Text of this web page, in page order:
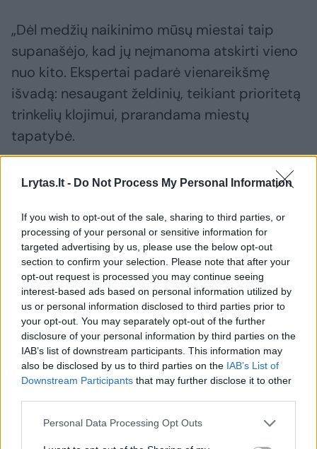
Lrytas.lt - Do Not Process My Personal Information
If you wish to opt-out of the sale, sharing to third parties, or
processing of your personal or sensitive information for
targeted advertising by us, please use the below opt-out
section to confirm your selection. Please note that after your
opt-out request is processed you may continue seeing
interest-based ads based on personal information utilized by
us or personal information disclosed to third parties prior to
your opt-out. You may separately opt-out of the further
disclosure of your personal information by third parties on the
IAB’s list of downstream participants. This information may
also be disclosed by us to third parties on the IAB’s List of
Downstream Participants that may further disclose it to other
Personal Data Processing Opt Outs
„Dėl medžių naikinimo mūsų miestai taip
supanašėjo, kad jų neįmanoma atskirti vieno
nuo kito. Ekspertai padarė vienareikšmę
išvadą: nesaugant želdinių, teikiant prioritetą
trinkelių klojimui, prarandama miestų
tapatybė.
Sovietmečio dvasią
skleidusio kvartalo tvarkymo
klaipėdiečius nuvylė
Vilniaus